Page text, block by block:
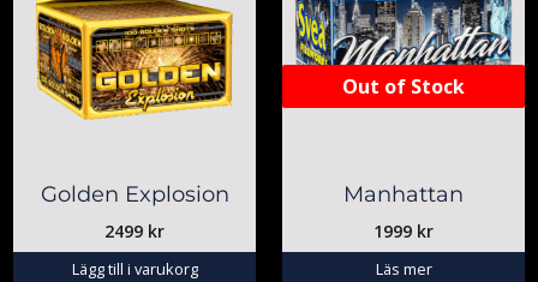
Golden Explosion
2499 kr
Lägg till i varukorg
Out of Stock
Manhattan
1999 kr
Läs mer